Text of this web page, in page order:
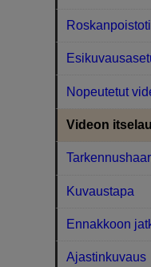
Nopeutetut
Videon
Kuvaustapa
Ennakkoon
Ajastinkuvaus